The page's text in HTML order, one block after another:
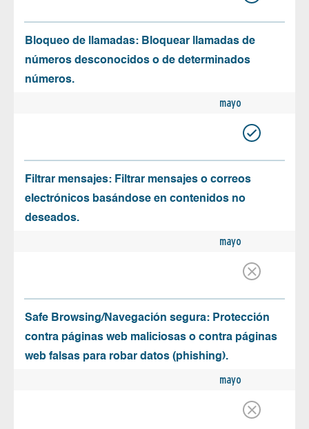
Bloqueo de llamadas: Bloquear llamadas de
números desconocidos o de determinados
números.
mayo
Filtrar mensajes: Filtrar mensajes o correos
electrónicos basándose en contenidos no
deseados.
mayo
Safe Browsing/Navegación segura: Protección
contra páginas web maliciosas o contra páginas
web falsas para robar datos (phishing).
mayo